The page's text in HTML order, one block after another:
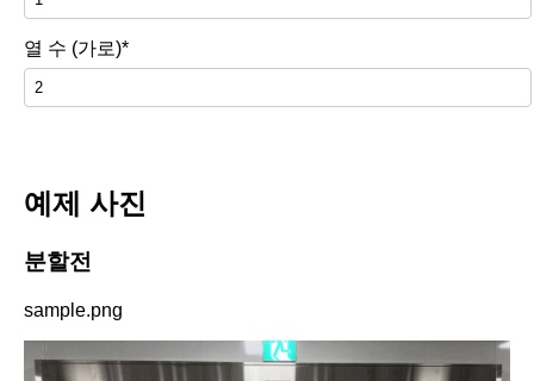
열 수 (가로)*
예제 사진
분할전
sample.png